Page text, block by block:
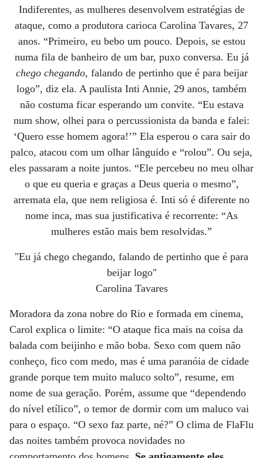
Indiferentes, as mulheres desenvolvem estratégias de
ataque, como a produtora carioca Carolina Tavares, 27
anos. “Primeiro, eu bebo um pouco. Depois, se estou
numa fila de banheiro de um bar, puxo conversa. Eu já
chego chegando, falando de pertinho que é para beijar
logo”, diz ela. A paulista Inti Annie, 29 anos, também
não costuma ficar esperando um convite. “Eu estava
num show, olhei para o percussionista da banda e falei:
‘Quero esse homem agora!’” Ela esperou o cara sair do
palco, atacou com um olhar lânguido e “rolou”. Ou seja,
eles passaram a noite juntos. “Ele percebeu no meu olhar
o que eu queria e graças a Deus queria o mesmo”,
arremata ela, que nem religiosa é. Inti só é diferente no
nome inca, mas sua justificativa é recorrente: “As
mulheres estão mais bem resolvidas.”
"Eu já chego chegando, falando de pertinho que é para
beijar logo"
Carolina Tavares
Moradora da zona nobre do Rio e formada em cinema,
Carol explica o limite: “O ataque fica mais na coisa da
balada com beijinho e mão boba. Sexo com quem não
conheço, fico com medo, mas é uma paranóia de cidade
grande porque tem muito maluco solto”, resume, em
nome de sua geração. Porém, assume que “dependendo
do nível etílico”, o temor de dormir com um maluco vai
para o espaço. “O sexo faz parte, né?” O clima de FlaFlu
das noites também provoca novidades no